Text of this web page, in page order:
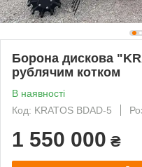
Борона дискова
рублячим котком
В наявності
Код: KRATOS BDAD-5
1 550 000 ₴